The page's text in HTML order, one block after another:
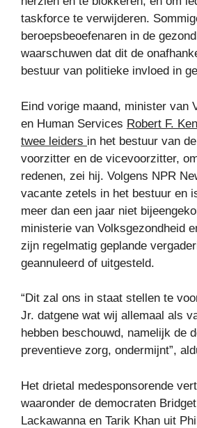
taskforce te verwijderen.
beroepsbeoefenaren in de
waarschuwen dat dit de
bestuur van politieke invloed in
Eind vorige maand, minister van
en Human Services Robert F.
twee leiders in het bestuur van
voorzitter en de vicevoorzitter,
redenen, zei hij. Volgens NPR
vacante zetels in het bestuur en
meer dan een jaar niet
ministerie van Volksgezondheid
zijn regelmatig geplande
geannuleerd of uitgesteld.
“Dit zal ons in staat stellen te
Jr. datgene wat wij allemaal als
hebben beschouwd, namelijk de
preventieve zorg, ondermijnt”,
Het drietal medesponsorende
waaronder de democraten
Lackawanna en Tarik Khan uit